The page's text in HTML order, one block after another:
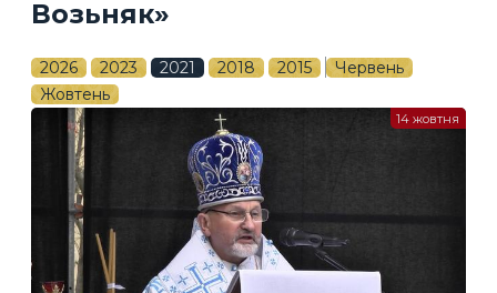
Возьняк»
2026 2023 2021 2018 2015
Червень
Жовтень
14 жовтня